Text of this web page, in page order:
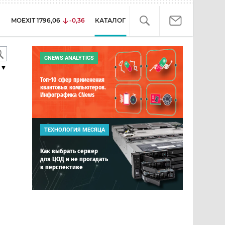
MOEXIT 1796,06 -0,36 КАТАЛОГ
CNEWS ANALYTICS
Топ-10 сфер применения
квантовых компьютеров.
Инфографика CNews
ТЕХНОЛОГИЯ МЕСЯЦА
Как выбрать сервер
для ЦОД и не прогадать
в перспективе